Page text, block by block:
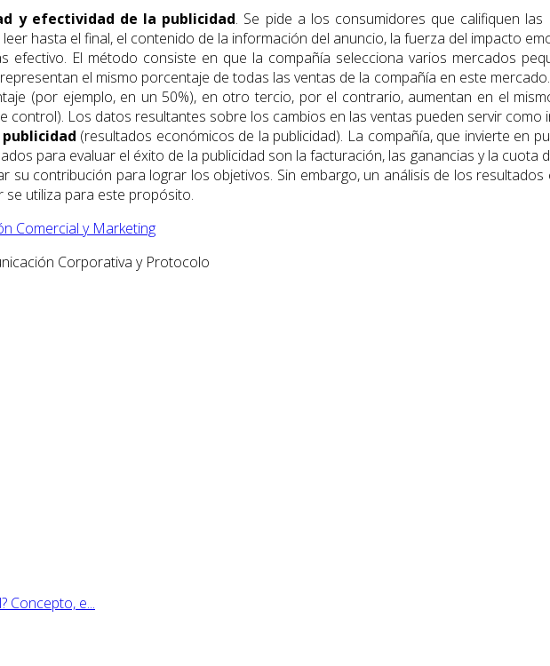
y efectividad de la publicidad. Se pide a los consumidores que califiquen
hasta el final, el contenido de la información del anuncio, la fuerza del impacto
efectivo. El método consiste en que la compañía selecciona varios mercados
el mismo porcentaje de todas las ventas de la compañía en este
(por ejemplo, en un 50%), en otro tercio, por el contrario, aumentan en el
control). Los datos resultantes sobre los cambios en las ventas pueden servir como
(resultados económicos de la publicidad). La compañía, que invierte en
para evaluar el éxito de la publicidad son la facturación, las ganancias y la
su contribución para lograr los objetivos. Sin embargo, un análisis de los
utiliza para este propósito.
Comercial y Marketing
Corporativa y Protocolo
Concepto, e...